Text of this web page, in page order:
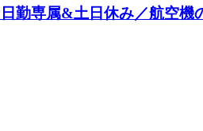
勤専属&土日休み／航空機